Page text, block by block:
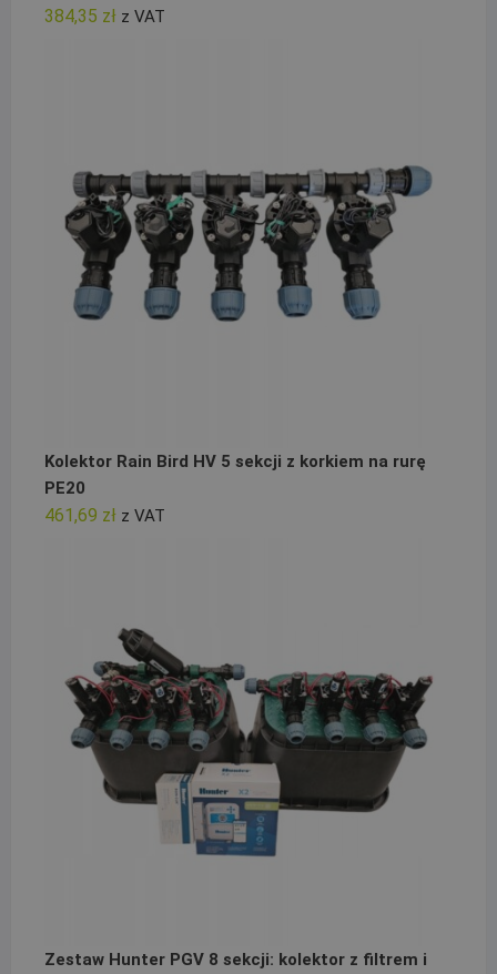
384,35 zł z VAT
Kolektor Rain Bird HV 5 sekcji z korkiem na rurę
PE20
461,69 zł z VAT
Zestaw Hunter PGV 8 sekcji: kolektor z filtrem i